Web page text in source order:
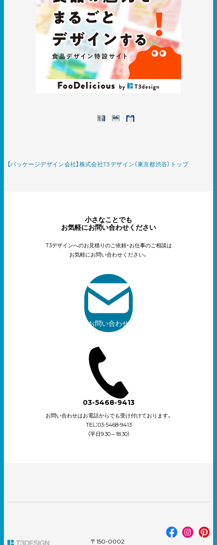
【パッケージデザイン会社】株式会社T3デザイン（東京都渋谷）トップ
小さなことでも
お気軽にお問い合わせください
T3デザインへのお見積りのご依頼・お仕事のご相談は
お気軽にお問い合わせください。
お問い合わせ
03-5468-9413
お問い合わせはお電話からでも受け付けております。
TEL：03-5468-9413
（平日9:30～18:30）
〒150-0002